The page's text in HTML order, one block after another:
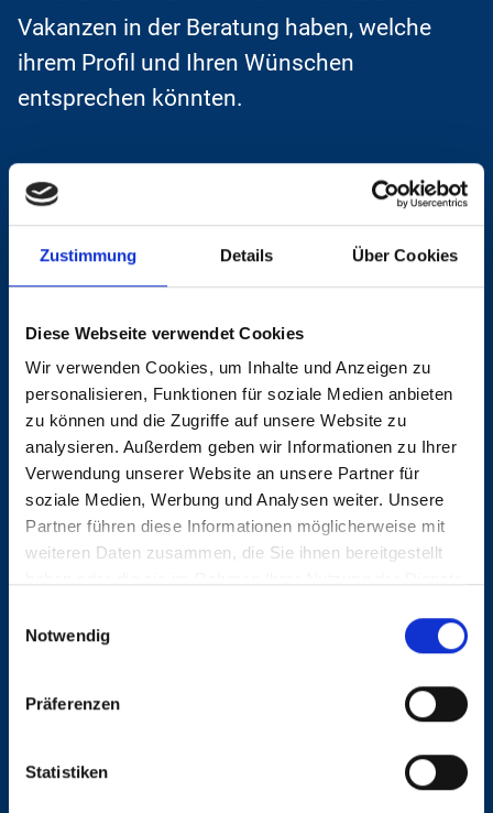
Zustimmung Details Über Cookies
Diese Webseite verwendet Cookies
Wir verwenden Cookies, um Inhalte und Anzeigen zu
personalisieren, Funktionen für soziale Medien anbieten
zu können und die Zugriffe auf unsere Website zu
analysieren. Außerdem geben wir Informationen zu Ihrer
Verwendung unserer Website an unsere Partner für
soziale Medien, Werbung und Analysen weiter. Unsere
Partner führen diese Informationen möglicherweise mit
weiteren Daten zusammen, die Sie ihnen bereitgestellt
Notwendig
Präferenzen
Statistiken
Vakanzen in der Beratung haben, welche
ihrem Profil und Ihren Wünschen
entsprechen könnten.
Haben Sie Interesse oder noch Fragen zu
dieser Vakanz? Kontaktieren Sie uns
jederzeit gerne direkt.
Jetzt online bewerben
Anzeige mit Freunden teilen
KONTAKT
Mittelweg 14